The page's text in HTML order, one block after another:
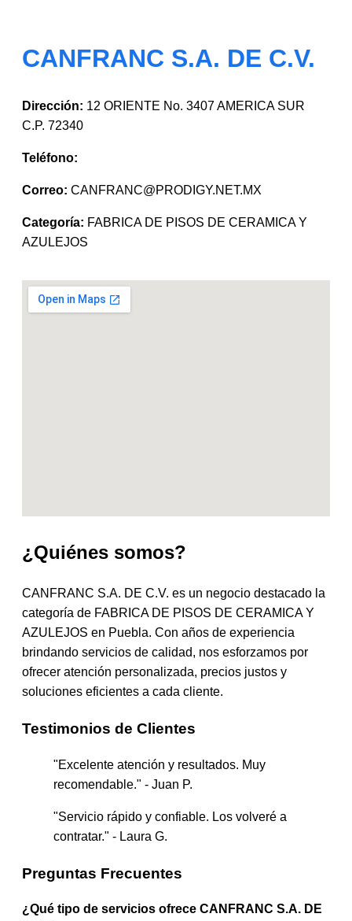
CANFRANC S.A. DE C.V.
Dirección: 12 ORIENTE No. 3407 AMERICA SUR
C.P. 72340
Teléfono:
Correo: CANFRANC@PRODIGY.NET.MX
Categoría: FABRICA DE PISOS DE CERAMICA Y
AZULEJOS
¿Quiénes somos?
CANFRANC S.A. DE C.V. es un negocio destacado la
categoría de FABRICA DE PISOS DE CERAMICA Y
AZULEJOS en Puebla. Con años de experiencia
brindando servicios de calidad, nos esforzamos por
ofrecer atención personalizada, precios justos y
soluciones eficientes a cada cliente.
Testimonios de Clientes
"Excelente atención y resultados. Muy
recomendable." - Juan P.
"Servicio rápido y confiable. Los volveré a
contratar." - Laura G.
Preguntas Frecuentes
¿Qué tipo de servicios ofrece CANFRANC S.A. DE